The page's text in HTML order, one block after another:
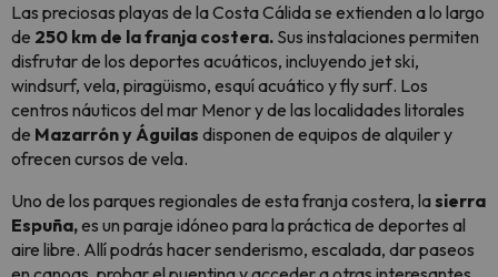
Las preciosas playas de la Costa Cálida se extienden a lo largo
de 250 km de la franja costera. Sus instalaciones permiten
disfrutar de los deportes acuáticos, incluyendo jet ski,
windsurf, vela, piragüismo, esquí acuático yfly surf. Los
centros náuticos del mar Menor y de las localidades litorales
de Mazarrón y Águilas disponen de equipos de alquiler y
ofrecen cursos de vela.
Uno de los parques regionales de esta franja costera, lasierra
Espuña,es un paraje idóneo para la práctica de deportes al
aire libre. Allí podrás hacer senderismo, escalada, dar paseos